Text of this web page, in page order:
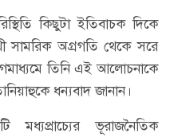
কিছুটা ইতিবাচক দিকে
সামরিক অগ্রগতি থেকে সরে
তিনি এই আলোচনাকে
ধন্যবাদ জানান।
ভূরাজনৈতিক